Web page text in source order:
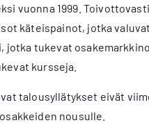
vuonna 1999.
käteispainot, jotka
tukevat
kursseja.
talousyllätykset eivät
nousulle.